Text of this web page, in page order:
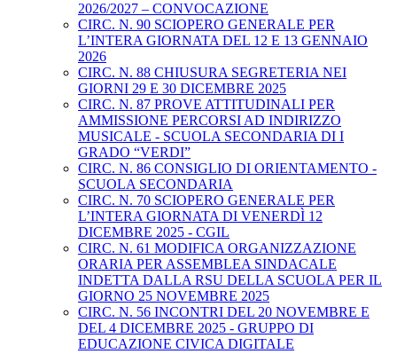
2026/2027 – CONVOCAZIONE
CIRC. N. 90 SCIOPERO GENERALE PER
L’INTERA GIORNATA DEL 12 E 13 GENNAIO
2026
CIRC. N. 88 CHIUSURA SEGRETERIA NEI
GIORNI 29 E 30 DICEMBRE 2025
CIRC. N. 87 PROVE ATTITUDINALI PER
AMMISSIONE PERCORSI AD INDIRIZZO
MUSICALE - SCUOLA SECONDARIA DI I
GRADO “VERDI”
CIRC. N. 86 CONSIGLIO DI ORIENTAMENTO -
SCUOLA SECONDARIA
CIRC. N. 70 SCIOPERO GENERALE PER
L’INTERA GIORNATA DI VENERDÌ 12
DICEMBRE 2025 - CGIL
CIRC. N. 61 MODIFICA ORGANIZZAZIONE
ORARIA PER ASSEMBLEA SINDACALE
INDETTA DALLA RSU DELLA SCUOLA PER IL
GIORNO 25 NOVEMBRE 2025
CIRC. N. 56 INCONTRI DEL 20 NOVEMBRE E
DEL 4 DICEMBRE 2025 - GRUPPO DI
EDUCAZIONE CIVICA DIGITALE